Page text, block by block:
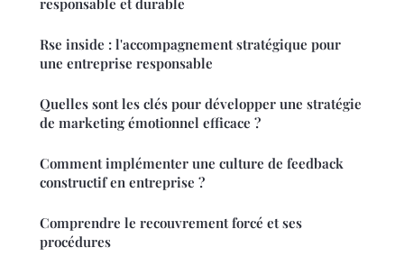
responsable et durable
Rse inside : l'accompagnement stratégique pour
une entreprise responsable
Quelles sont les clés pour développer une stratégie
de marketing émotionnel efficace ?
Comment implémenter une culture de feedback
constructif en entreprise ?
Comprendre le recouvrement forcé et ses
procédures